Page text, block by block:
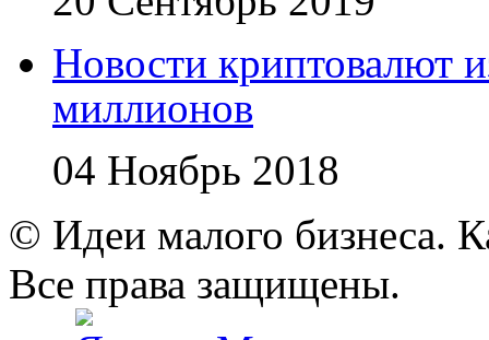
Новости криптовалют
миллионов
04 Ноябрь 2018
© Идеи малого бизнеса.
Все права защищены.